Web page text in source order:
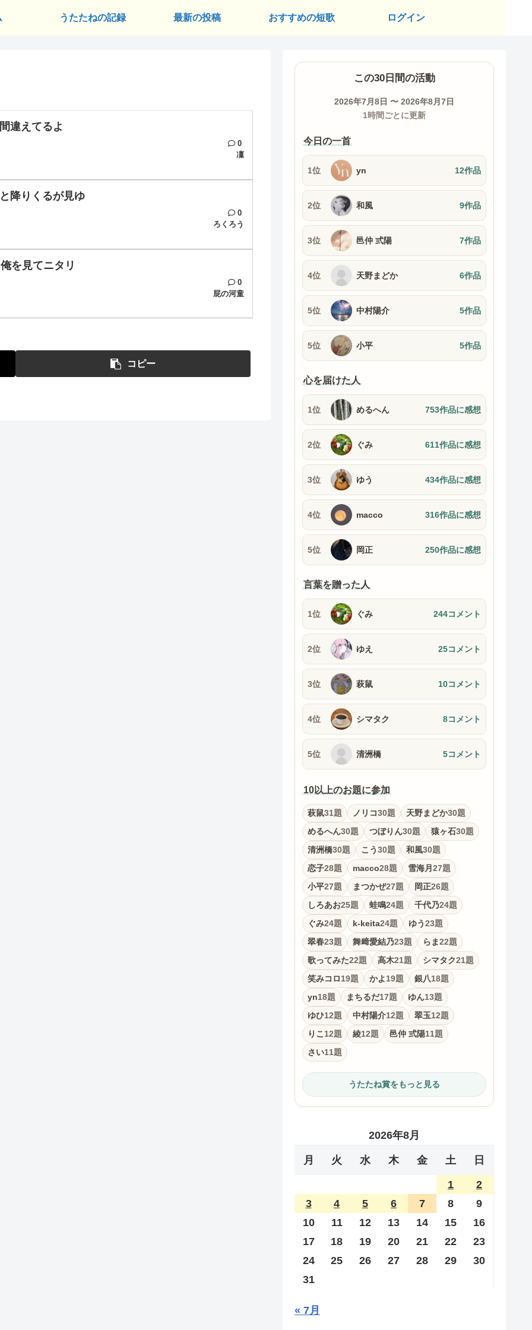
うたたねの記録 最新の投稿 おすすめの短歌 ログイン
違えてるよ
0
凜
降りくるが見ゆ
0
ろくろう
を見てニタリ
0
屁の河童
コピー
この30日間の活動
2026年7月8日 〜 2026年8月7日
1時間ごとに更新
今日の一首
1位 yn 12作品
2位 和風 9作品
3位 邑仲 弎陽 7作品
4位 天野まどか 6作品
5位 中村陽介 5作品
5位 小平 5作品
心を届けた人
1位 めるへん 753作品に感想
2位 ぐみ 611作品に感想
3位 ゆう 434作品に感想
4位 macco 316作品に感想
5位 岡正 250作品に感想
言葉を贈った人
1位 ぐみ 244コメント
2位 ゆえ 25コメント
3位 萩鼠 10コメント
4位 シマタク 8コメント
5位 清洲橋 5コメント
10以上のお題に参加
萩鼠31題 ノリコ30題 天野まどか30題
めるへん30題 つぼりん30題 猿ヶ石30題
清洲橋30題 こう30題 和風30題
恋子28題 macco28題 雪海月 27題
小平27題 まつかぜ27題 岡正26題
しろあお25題 蛙鳴24題 千代乃24題
ぐみ24題 k-keita24題 ゆう23題
翠春23題 舞﨑愛結乃23題 らま22題
歌ってみた22題 高木21題 シマタク21題
笑みコロ19題 かよ19題 銀八18題
yn18題 まちるだ17題 ゆん13題
ゆひ12題 中村陽介12題 翠玉12題
りこ 12題 綾12題 邑仲 弎陽11題
さい11題
うたたね賞をもっと見る
2026年8月
月 火 水 木 金 土 日
1
2
3
4 5 6 7 8
9
10
11 12 13 14 15
16
17
18 19 20 21 22
23
24
25 26 27 28 29
30
31
« 7月